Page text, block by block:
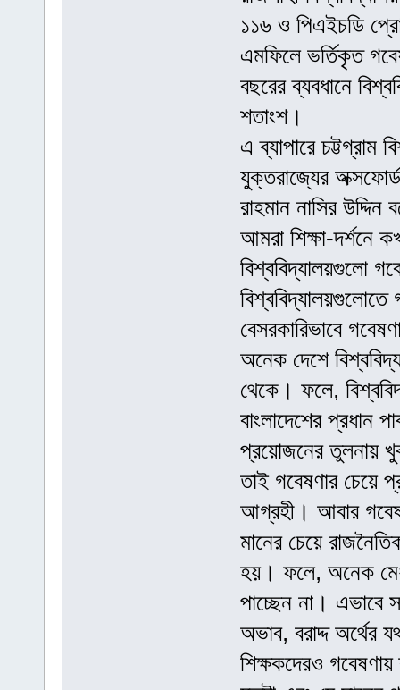
১১৬ ও পিএইচডি
এমফিলে ভর্তিকৃত
বছরের ব্যবধানে
শতাংশ।
এ ব্যাপারে চট্টগ্রাম
যুক্তরাজ্যের অক্সফোর্ড
রাহমান নাসির উদ্দিন
আমরা শিক্ষা-দর্শনে
বিশ্ববিদ্যালয়গুলো
বেসরকারিভাবে
অনেক দেশে
থেকে। ফলে,
বাংলাদেশের প্রধান
প্রয়োজনের তুলনায়
তাই গবেষণার চেয়ে
আগ্রহী। আবার
মানের চেয়ে
হয়। ফলে, অনেক
পাচ্ছেন না। এভাবে
অভাব, বরাদ্দ অর্থের
শিক্ষকদেরও গবেষণায়